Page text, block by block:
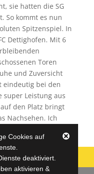
sie hatten die SG
So kommt es nun
Spitzenspiel. In
Dettighofen. Mit 6
Toren
und Zuversicht
eindeutig bei den
super Leistung aus
den Platz bringt
Nachsehen. Ich
Cookies auf
deaktiviert.
aktivieren &